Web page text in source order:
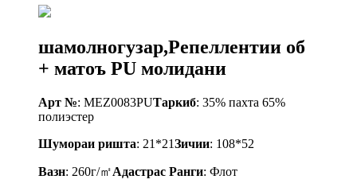
шамолногузар,Репеллентии об
+ матоъ PU молидани
Арт №: MEZ0083PUТаркиб: 35% пахта 65%
полиэстер
Шумораи ришта: 21*21Зичии: 108*52
Вазн: 260г/㎡Aдастрас Ранги: Флот